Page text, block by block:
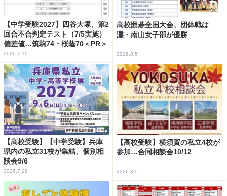
【中学受験2027】四谷大塚、第2
回合不合判定テスト（7/5実施）
偏差値…筑駒74・桜蔭70＜PR＞
2026.7.10
高校囲碁全国大会、団体戦は
灘・南山女子部が優勝
2026.8.5
【高校受験】【中学受験】兵庫
県内の私立31校が集結、個別相
談会9/6
2026.7.28
【高校受験】横須賀の私立4校が
参加…合同相談会10/12
2026.8.5